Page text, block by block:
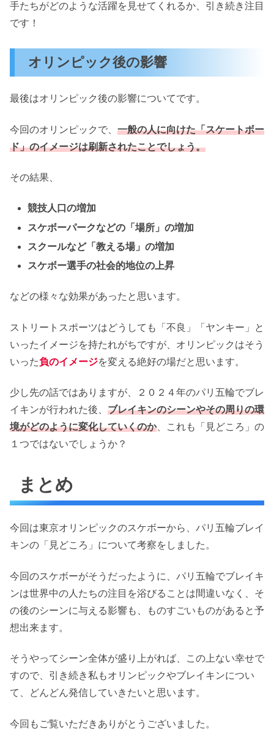
手たちがどのような活躍を見せてくれるか、引き続き注目
です！
オリンピック後の影響
最後はオリンピック後の影響についてです。
今回のオリンピックで、 一般の人に向けた「スケートボー
ド」のイメージは刷新されたことでしょう。
その結果、
競技人口の増加
スケボーパークなどの「場所」の増加
スクールなど「教える場」の増加
スケボー選手の社会的地位の上昇
などの様々な効果があったと思います。
ストリートスポーツはどうしても「不良」「ヤンキー」と
いったイメージを持たれがちですが、オリンピックはそう
いった負のイメージを変える絶好の場だと思います。
少し先の話ではありますが、２０２４年のパリ五輪でブレ
イキンが行われた後、 ブレイキンのシーンやその周りの環
境がどのように変化していくのか、これも「見どころ」の
１つではないでしょうか？
まとめ
今回は東京オリンピックのスケボーから、パリ五輪ブレイ
キンの「見どころ」について考察をしました。
今回のスケボーがそうだったように、パリ五輪でブレイキ
ンは世界中の人たちの注目を浴びることは間違いなく、そ
の後のシーンに与える影響も、ものすごいものがあると予
想出来ます。
そうやってシーン全体が盛り上がれば、この上ない幸せで
すので、引き続き私もオリンピックやブレイキンについ
て、どんどん発信していきたいと思います。
今回もご覧いただきありがとうございました。